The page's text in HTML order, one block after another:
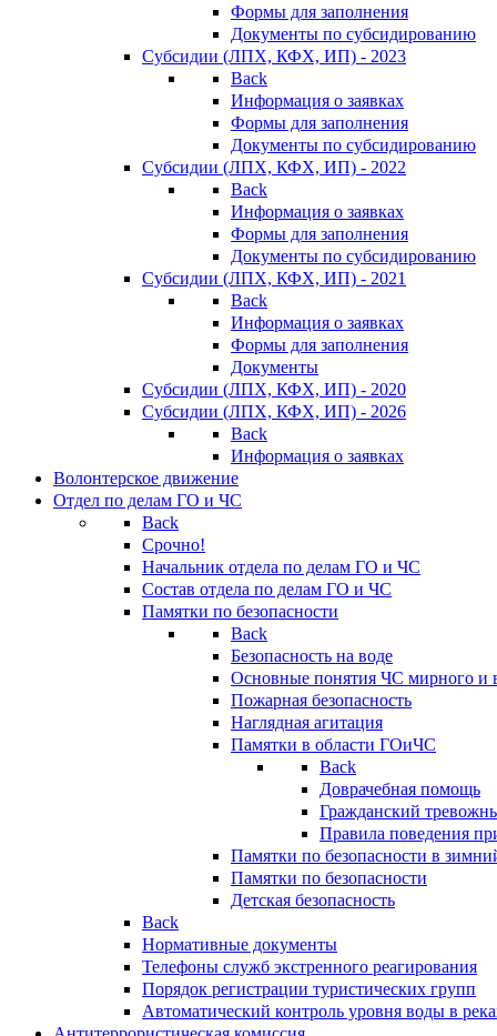
Формы для заполнения
Документы по субсидированию
Субсидии (ЛПХ, КФХ, ИП) - 2023
Back
Информация о заявках
Формы для заполнения
Документы по субсидированию
Субсидии (ЛПХ, КФХ, ИП) - 2022
Back
Информация о заявках
Формы для заполнения
Документы по субсидированию
Субсидии (ЛПХ, КФХ, ИП) - 2021
Back
Информация о заявках
Формы для заполнения
Документы
Субсидии (ЛПХ, КФХ, ИП) - 2020
Субсидии (ЛПХ, КФХ, ИП) - 2026
Back
Информация о заявках
Волонтерское движение
Отдел по делам ГО и ЧС
Back
Срочно!
Начальник отдела по делам ГО и ЧС
Состав отдела по делам ГО и ЧС
Памятки по безопасности
Back
Безопасность на воде
Основные понятия ЧС мирного и
Пожарная безопасность
Наглядная агитация
Памятки в области ГОиЧС
Back
Доврачебная помощь
Гражданский
Правила поведения
Памятки по безопасности в
Памятки по безопасности
Детская безопасность
Back
Нормативные документы
Телефоны служб экстренного реагирования
Порядок регистрации туристических групп
Автоматический контроль уровня воды в